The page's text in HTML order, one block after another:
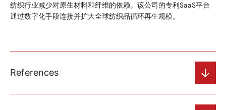
纺织行业减少对原生材料和纤维的依赖。 该公司的专利SaaS平台
通过数字化手段连接并扩大全球纺织品循环再生规模。
References